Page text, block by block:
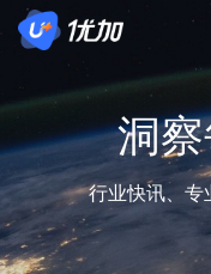
洞
行业快讯、